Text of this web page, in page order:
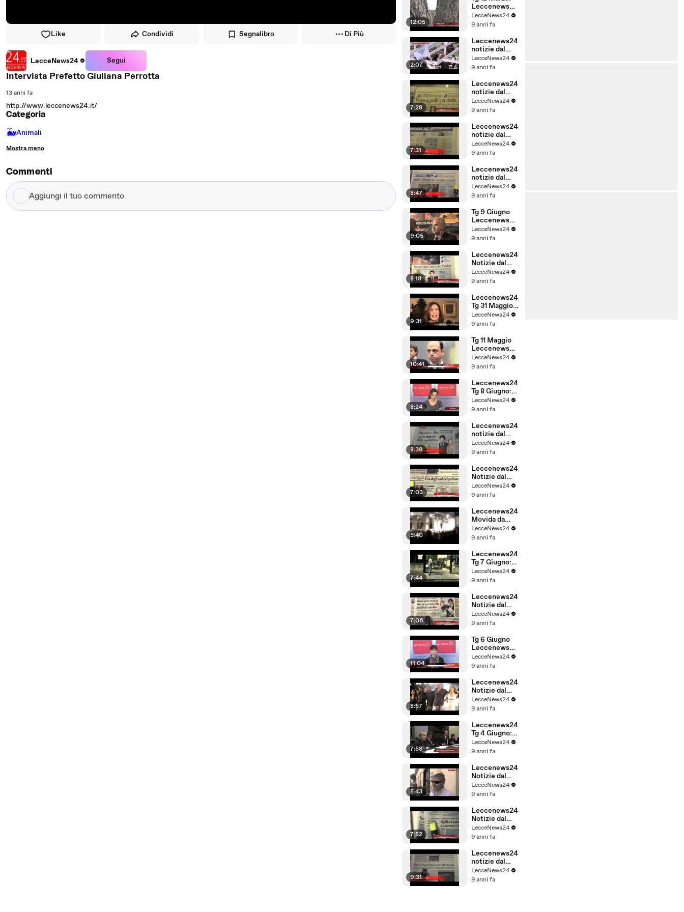
Like Condividi Segnalibro Di Più
LecceNews24 Segui
Intervista Prefetto Giuliana Perrotta
13 anni fa
http://www.leccenews24.it/
Categoria
🐳Animali
Mostra meno
Commenti
Aggiungi
il
Marzo
12:05
Leccenews24
politica,
cronaca,
l'informazione
24 ore.
LecceNews24
9 anni fa
2:07
Leccenews24
notizie dal
Salento in
tempo reale:
Movimento
Regione
Salento
LecceNews24
9 anni fa
7:28
Leccenews24
notizie dal
Salento in
tempo reale:
Stampa 23
Febbraio
LecceNews24
9 anni fa
7:31
Leccenews24
notizie dal
Salento in
tempo reale
Stampa 10
Giugno
LecceNews24
9 anni fa
8:47
Leccenews24
notizie dal
Salento in
tempo reale
Stampa 7
Giugno
LecceNews24
9 anni fa
9:05
Tg 9 Giugno
Leccenews24
politica,
cronaca,
l'informazione
24 ore.
LecceNews24
9 anni fa
8:18
Leccenews24
Notizie dal
Salento:
rassegna
Giugno
LecceNews24
9 anni fa
9:31
Leccenews24
Tg 31 Maggio:
politica,
cronaca, sport
Salento
LecceNews24
9 anni fa
10:41
Tg 11 Maggio
Leccenews24
politica,
cronaca,
l'informazione
24 ore.
LecceNews24
9 anni fa
8:24
Leccenews24
Tg 8 Giugno:
politica,
cronaca, sport
Salento
LecceNews24
9 anni fa
8:39
Leccenews24
notizie dal
Salento in
tempo reale
Stampa 4
Giugno
LecceNews24
9 anni fa
7:03
Leccenews24
Notizie dal
Salento:
rassegna
Giugno
LecceNews24
9 anni fa
5:40
Leccenews24
Movida da
Lecce: Lecce
Fashion
LecceNews24
9 anni fa
7:44
Leccenews24
Tg 7 Giugno:
politica,
cronaca, sport
Salento
LecceNews24
9 anni fa
7:06
Leccenews24
Notizie dal
Salento:
rassegna
Giugno
LecceNews24
9 anni fa
11:04
Tg 6 Giugno
Leccenews24
politica,
cronaca,
l'informazione
24 ore.
LecceNews24
9 anni fa
8:57
Leccenews24
Notizie dal
Salento: Tg 28
Maggio
LecceNews24
9 anni fa
7:58
Leccenews24
Tg 4 Giugno:
politica,
cronaca, sport
Salento
LecceNews24
9 anni fa
5:43
Leccenews24
Notizie dal
Salento:
scandalo
scommesse
LecceNews24
9 anni fa
7:52
Leccenews24
Notizie dal
Salento:
rassegna
Giugno
LecceNews24
9 anni fa
9:31
Leccenews24
notizie dal
Salento in
tempo reale
LecceNews24
9 anni fa